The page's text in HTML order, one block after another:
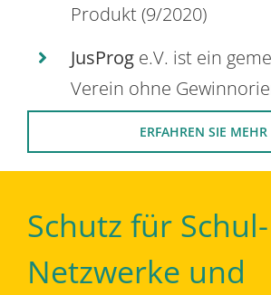
Produkt (9/2020)
JusProg e.V. ist ein
Verein ohne
ERFAHREN SIE MEHR
Schutz für Schul-
Netzwerke und